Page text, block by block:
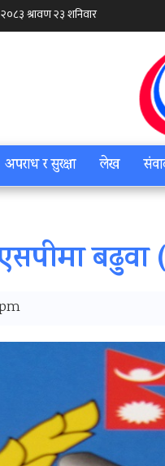
अपराध र सुरक्षा लेख
बढुवा